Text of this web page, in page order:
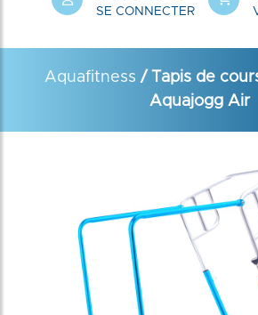
SE CONNECTER
Aquafitness / Tapis de
Aquajogg Air